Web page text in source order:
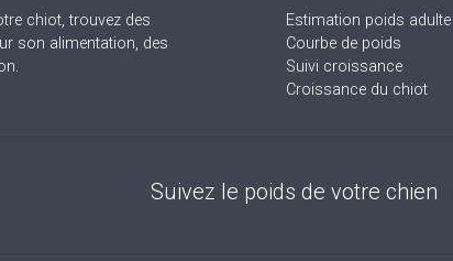
chiot, trouvez des
son alimentation, des
Estimation poids adulte
Courbe de poids
Suivi croissance
Croissance du chiot
Suivez le poids de votre chien